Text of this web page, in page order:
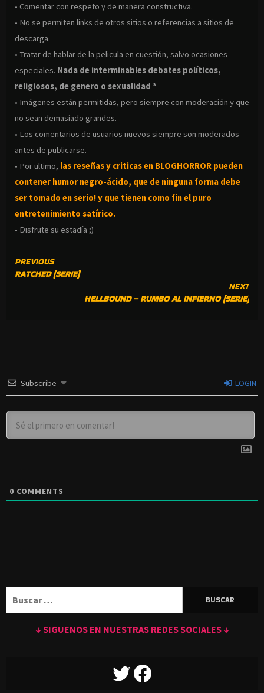
• Comentar con respeto y de manera constructiva.
• No se permiten links de otros sitios o referencias a sitios de
descarga.
• Tratar de hablar de la pelicula en cuestión, salvo ocasiones
especiales. Nada de interminables debates políticos,
religiosos, de genero o sexualidad *
• Imágenes están permitidas, pero siempre con moderación y que
no sean demasiado grandes.
• Los comentarios de usuarios nuevos siempre son moderados
antes de publicarse.
• Por ultimo, las reseñas y criticas en BLOGHORROR pueden
contener humor negro-ácido, que de ninguna forma debe
ser tomado en serio! y que tienen como fin el puro
entretenimiento satírico.
• Disfrute su estadía ;)
CONTINUE
READING
PREVIOUS
RATCHED (SERIE)
NEXT
HELLBOUND – RUMBO AL INFIERNO (SERIE)
Subscribe LOGIN
0 COMMENTS
↓ SIGUENOS EN NUESTRAS REDES SOCIALES ↓
TWITTERFACEBOOK